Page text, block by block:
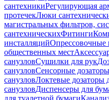
сантехникиРегулирующая
протечекЛюки
магистральных фильтров,
сантехническихФитинги
инсталляцийОпрессовочные
общественных мест
санузловСушилки для рук
санузловСенсорные
санузловЛоктевые дозаторы
санузловДиспенсеры для
для туалетной бумаги